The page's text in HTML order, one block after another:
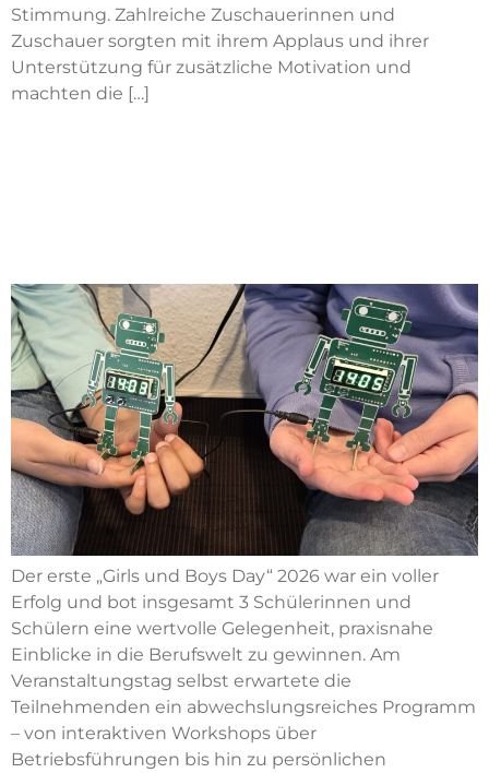
Stimmung. Zahlreiche Zuschauerinnen und
Zuschauer sorgten mit ihrem Applaus und ihrer
Unterstützung für zusätzliche Motivation und
machten die […]
Der erste „Girls und Boys Day“ 2026 war ein voller
Erfolg und bot insgesamt 3 Schülerinnen und
Schülern eine wertvolle Gelegenheit, praxisnahe
Einblicke in die Berufswelt zu gewinnen. Am
Veranstaltungstag selbst erwartete die
Teilnehmenden ein abwechslungsreiches Programm
– von interaktiven Workshops über
Betriebsführungen bis hin zu persönlichen